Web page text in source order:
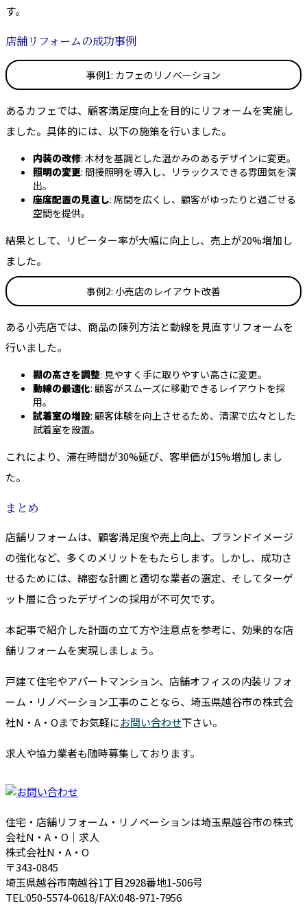
す。
店舗リフォームの成功事例
事例1: カフェのリノベーション
あるカフェでは、顧客満足度向上を目的にリフォームを実施し
ました。具体的には、以下の施策を行いました。
内装の改修: 木材を基調とした温かみのあるデザインに変更。
照明の変更: 間接照明を導入し、リラックスできる雰囲気を演
出。
座席配置の見直し: 席間を広くし、顧客がゆったりと過ごせる
空間を提供。
結果として、リピーター率が大幅に向上し、売上が20%増加し
ました。
事例2: 小売店のレイアウト改善
ある小売店では、商品の陳列方法と動線を見直すリフォームを
行いました。
棚の高さを調整: 見やすく手に取りやすい高さに変更。
動線の最適化: 顧客がスムーズに移動できるレイアウトを採
用。
試着室の増設: 顧客体験を向上させるため、清潔で広々とした
試着室を設置。
これにより、滞在時間が30%延び、客単価が15%増加しまし
た。
まとめ
店舗リフォームは、顧客満足度や売上向上、ブランドイメージ
の強化など、多くのメリットをもたらします。しかし、成功さ
せるためには、綿密な計画と適切な業者の選定、そしてターゲ
ット層に合ったデザインの採用が不可欠です。
本記事で紹介した計画の立て方や注意点を参考に、効果的な店
舗リフォームを実現しましょう。
戸建て住宅やアパートマンション、店舗オフィスの内装リフォ
ーム・リノベーション工事のことなら、埼玉県越谷市の株式会
社N・A・Oまでお気軽にお問い合わせ下さい。
求人や協力業者も随時募集しております。
住宅・店舗リフォーム・リノベーションは埼玉県越谷市の株式
会社N・A・O｜求人
株式会社N・A・O
〒343-0845
埼玉県越谷市南越谷1丁目2928番地1-506号
TEL:050-5574-0618/FAX:048-971-7956